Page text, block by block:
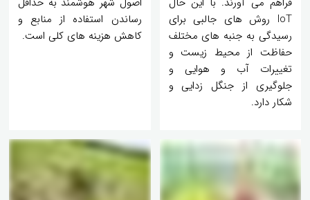
IoT روش های جالبی برای
رسیدگی به جنبه های مختلف
حفاظت از محیط زیست و
تغییرات آب و هوایی و
جلوگیری از جنگل زدایی و
شکار دارد.
رساندن استفاده از منابع و
کاهش هزینه های کلی است.